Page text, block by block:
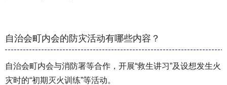
自治会町内会的防灾活动有哪些内容？
自治会町内会与消防署等合作，开展“救生讲习”及设想发生火
灾时的“初期灭火训练”等活动。